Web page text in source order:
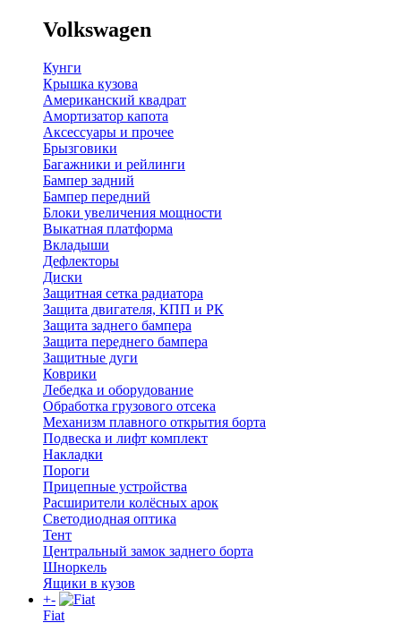
Volkswagen
Кунги
Крышка кузова
Американский квадрат
Амортизатор капота
Аксессуары и прочее
Брызговики
Багажники и рейлинги
Бампер задний
Бампер передний
Блоки увеличения мощности
Выкатная платформа
Вкладыши
Дефлекторы
Диски
Защитная сетка радиатора
Защита двигателя, КПП и РК
Защита заднего бампера
Защита переднего бампера
Защитные дуги
Коврики
Лебедка и оборудование
Обработка грузового отсека
Механизм плавного открытия борта
Подвеска и лифт комплект
Накладки
Пороги
Прицепные устройства
Расширители колёсных арок
Светодиодная оптика
Тент
Центральный замок заднего борта
Шноркель
Ящики в кузов
+-
Fiat